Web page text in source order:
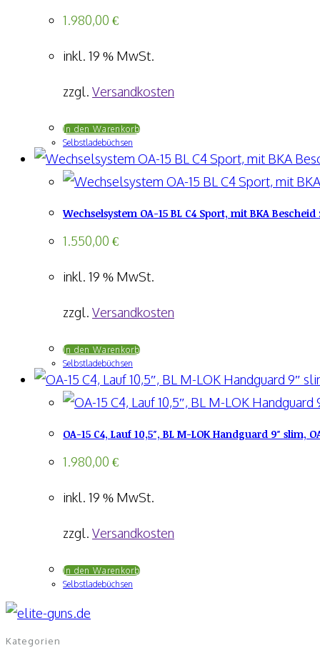
1.980,00 €
inkl. 19 % MwSt.
zzgl. Versandkosten
In den Warenkorb
Selbstladebüchsen
Wechselsystem OA-15 BL C4 Sport, mit BKA
1.550,00 €
inkl. 19 % MwSt.
zzgl. Versandkosten
In den Warenkorb
Selbstladebüchsen
OA-15 C4, Lauf 10,5″, BL M-LOK Handguard 9″ slim,
1.980,00 €
inkl. 19 % MwSt.
zzgl. Versandkosten
In den Warenkorb
Selbstladebüchsen
Kategorien